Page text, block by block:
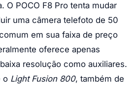
O POCO F8 Pro tenta mudar
uma câmera telefoto de 50
em sua faixa de preço
oferece apenas
resolução como auxiliares.
o Light Fusion 800, também de